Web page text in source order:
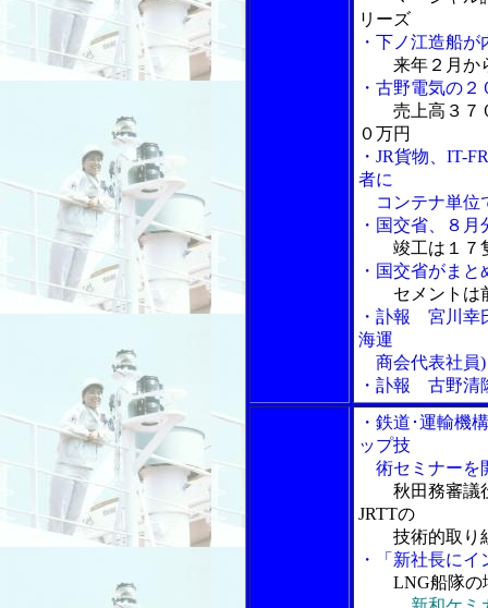
リーズ
・下ノ江造船
来年２月か
・古野電気の
売上高３７
０万円
・JR貨物、IT-
者に
コンテナ単位
・国交省、８
竣工は１７
・国交省がま
セメントは
・訃報 宮川幸
海運
商会代表社員)
・訃報 古野
・鉄道･運輸機
ップ技
術セミナーを
秋田務審議
JRTTの
技術的取り
・「新社長に
LNG船隊の